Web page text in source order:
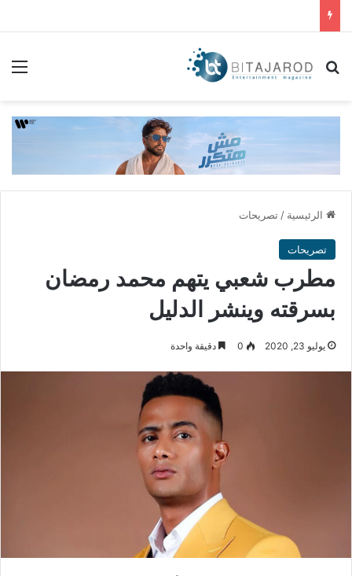
بحث عن
الرئيسية / تصريحات
تصريحات
مطرب شعبي يتهم محمد رمضان
بسرقته وينشر الدليل
يوليو 23, 2020 0 دقيقة واحدة